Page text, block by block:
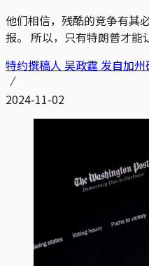
他们相信，残酷的竞争有其
报。 所以，只有特朗普才能
特约撰稿人 吴政霆 发自加州
2024-11-02